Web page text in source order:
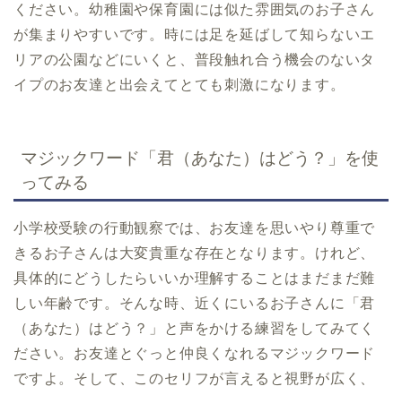
ください。幼稚園や保育園には似た雰囲気のお子さん
が集まりやすいです。時には足を延ばして知らないエ
リアの公園などにいくと、普段触れ合う機会のないタ
イプのお友達と出会えてとても刺激になります。
マジックワード「君（あなた）はどう？」を使
ってみる
小学校受験の行動観察では、お友達を思いやり尊重で
きるお子さんは大変貴重な存在となります。けれど、
具体的にどうしたらいいか理解することはまだまだ難
しい年齢です。そんな時、近くにいるお子さんに「君
（あなた）はどう？」と声をかける練習をしてみてく
ださい。お友達とぐっと仲良くなれるマジックワード
ですよ。そして、このセリフが言えると視野が広く、